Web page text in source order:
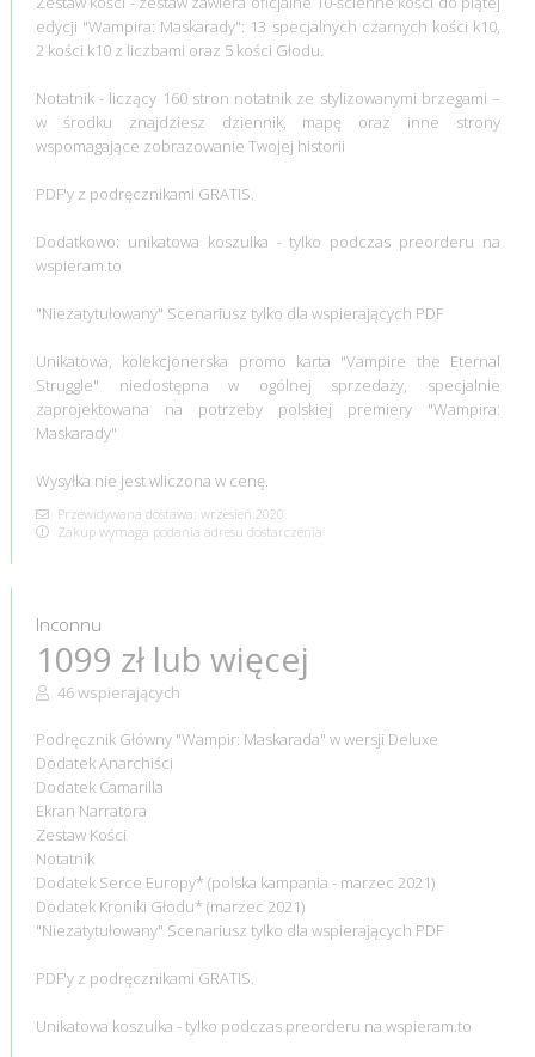
edycji "Wampira: Maskarady": 13 specjalnych czarnych kości k10,
2 kości k10 z liczbami oraz 5 kości Głodu.
Notatnik - liczący 160 stron notatnik ze stylizowanymi brzegami –
w środku znajdziesz dziennik, mapę oraz inne strony
wspomagające zobrazowanie Twojej historii
PDF'y z podręcznikami GRATIS.
Dodatkowo: unikatowa koszulka - tylko podczas preorderu na
wspieram.to
"Niezatytułowany" Scenariusz tylko dla wspierających PDF
Unikatowa, kolekcjonerska promo karta "Vampire the Eternal
Struggle" niedostępna w ogólnej sprzedaży, specjalnie
zaprojektowana na potrzeby polskiej premiery "Wampira:
Maskarady"
Wysyłka nie jest wliczona w cenę.
Przewidywana dostawa: wrzesień 2020
Zakup wymaga podania adresu dostarczenia
Inconnu
1099 zł lub więcej
46 wspierających
Podręcznik Główny "Wampir: Maskarada" w wersji Deluxe
Dodatek Anarchiści
Dodatek Camarilla
Ekran Narratora
Zestaw Kości
Notatnik
Dodatek Serce Europy* (polska kampania - marzec 2021)
Dodatek Kroniki Głodu* (marzec 2021)
"Niezatytułowany" Scenariusz tylko dla wspierających PDF
PDF'y z podręcznikami GRATIS.
Unikatowa koszulka - tylko podczas preorderu na wspieram.to